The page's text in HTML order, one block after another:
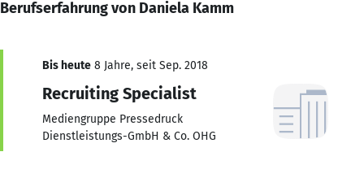
Berufserfahrung von Daniela Kamm
Bis heute 8 Jahre, seit Sep. 2018
Recruiting Specialist
Mediengruppe Pressedruck
Dienstleistungs-GmbH & Co. OHG